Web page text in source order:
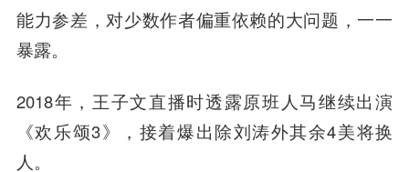
能力参差，对少数作者偏重依赖的大问题，一一
暴露。
2018年，王子文直播时透露原班人马继续出演
《欢乐颂3》，接着爆出除刘涛外其余4美将换
人。